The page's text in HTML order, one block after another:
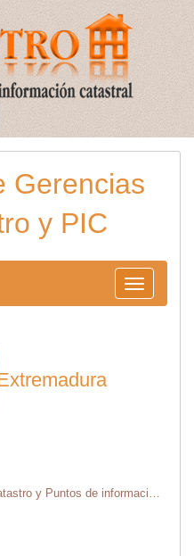
Gerencias
y PIC
Toggle
navigation
Gerencias del catastro y Puntos de información catastral en la provincia de Badajoz